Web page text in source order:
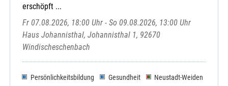
erschöpft ...
Fr 07.08.2026, 18:00 Uhr - So 09.08.2026, 13:00 Uhr
Haus Johannisthal, Johannisthal 1, 92670
Windischeschenbach
Persönlichkeitsbildung Gesundheit
Neustadt-Weiden